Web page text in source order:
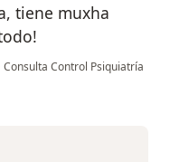
tiene muxha
Consulta Control Psiquiatría